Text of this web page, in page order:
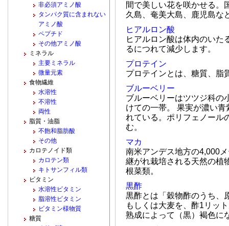
間で美しい花を咲かせる。
久島、奄美大島、鹿児島な
ヒアルロン酸
ヒアルロン酸は体内のいた
るにつれて減少します。
プロテイン
プロテインとは、糖質、脂
ブルーベリー
ブルーベリーはツツジ科の
けての一帯。 果実が濃い
れている。ポリフェノール
む。
マカ
南米アンデス地方の4,000
継がれ栽培される天然の植
根菜類。
黒酢
黒酢とは「穀物酢のうち、
もしくは大麦を、酢1リッ
熟成によって（黒）褐色に
非必須アミノ酸
タンパク質に含まれない
アミノ酸
ペプチド
その他アミノ酸
ミネラル
主要ミネラル
微量元素
食物繊維
水溶性
不溶性
両性
脂質・油脂
不飽和脂肪酸
その他
カロテノイド類
カロテン類
キトサンフィル類
ビタミン
水溶性ビタミン
脂溶性ビタミン
ビタミン様物質
糖質